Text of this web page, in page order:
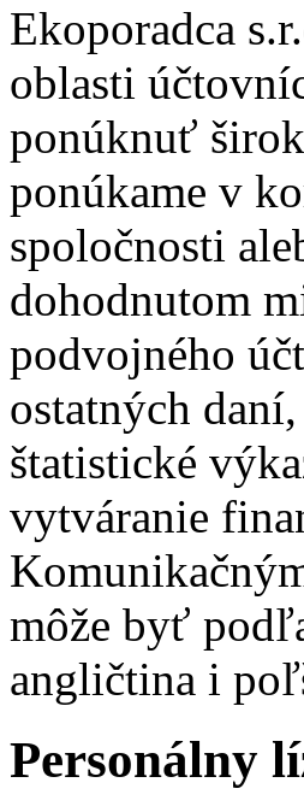
Ekoporadca
oblasti
ponúknuť
ponúkame v
spoločnosti
dohodnutom
podvojného
ostatných
štatistické
vytváranie
môže byť
angličtina i
Personálny